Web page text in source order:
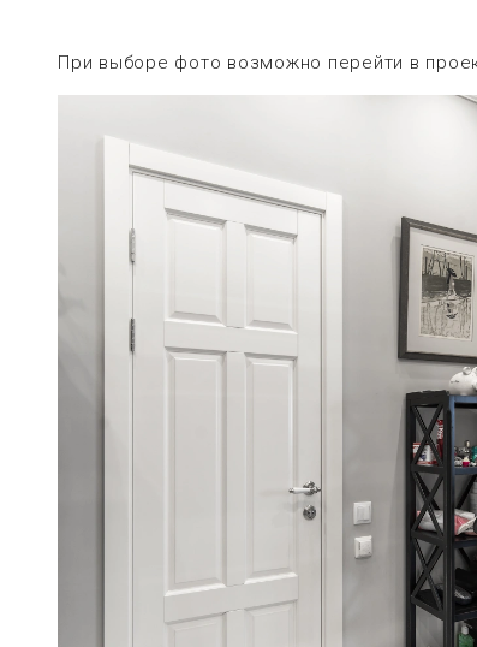
При выборе фото возможно перейти в